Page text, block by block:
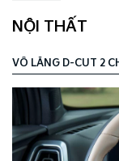
NỘI THẤT
VÔ LĂNG D-CUT 2